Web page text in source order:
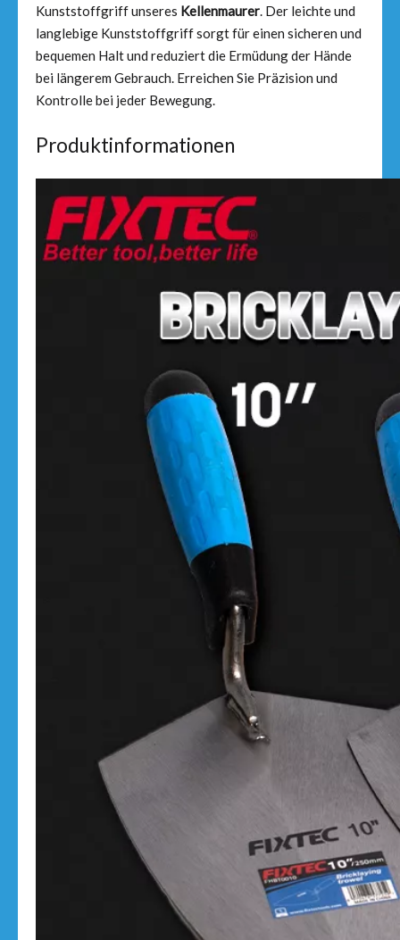
Kunststoffgriff unseres Kellenmaurer. Der leichte und
langlebige Kunststoffgriff sorgt für einen sicheren und
bequemen Halt und reduziert die Ermüdung der Hände
bei längerem Gebrauch. Erreichen Sie Präzision und
Kontrolle bei jeder Bewegung.
Produktinformationen